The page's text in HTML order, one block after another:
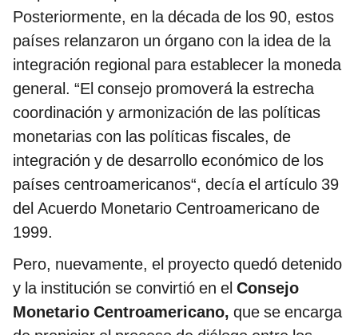
Posteriormente, en la década de los 90, estos
países relanzaron un órgano con la idea de la
integración regional para establecer la moneda
general. “El consejo promoverá la estrecha
coordinación y armonización de las políticas
monetarias con las políticas fiscales, de
integración y de desarrollo económico de los
países centroamericanos“, decía el artículo 39
del Acuerdo Monetario Centroamericano de
1999.
Pero, nuevamente, el proyecto quedó detenido
y la institución se convirtió en el Consejo
Monetario Centroamericano, que se encarga